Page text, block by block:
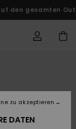
Outlet-Bereich
DATEN
zu akzeptieren